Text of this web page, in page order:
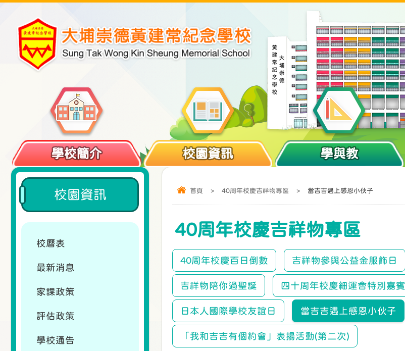
學校簡介 校園資訊 學與教
首頁 > 40周年校慶吉祥物專區 > 當吉吉遇上感恩小伙子
40周年校慶吉祥物專區
40周年校慶百日倒數 吉祥物參與公益金服飾日
吉祥物陪你過聖誕 四十周年校慶細運會特別嘉賓
日本人國際學校友誼日 當吉吉遇上感恩小伙子
「我和吉吉有個約會」表揚活動(第二次)
校園資訊
校曆表
最新消息
家課政策
評估政策
學校通告